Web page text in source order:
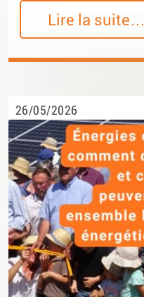
Lire la suite…
26/05/2026